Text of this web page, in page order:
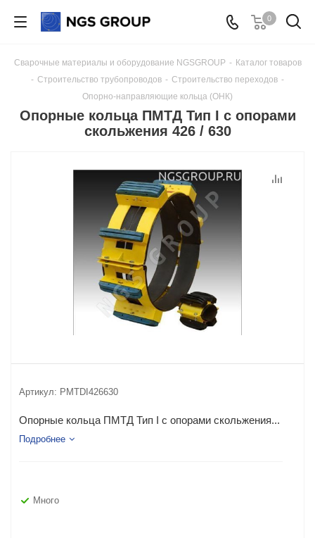
0
Сварочные материалы и оборудование NGSGROUP - Каталог товаров
- Строительство трубопроводов - Строительство переходов -
Опорно-направляющие кольца (ОНК)
Опорные кольца ПМТД Тип I с опорами
скольжения 426 / 630
Артикул: PMTDI426630
Опорные кольца ПМТД Тип I с опорами скольжения...
Подробнее
Много